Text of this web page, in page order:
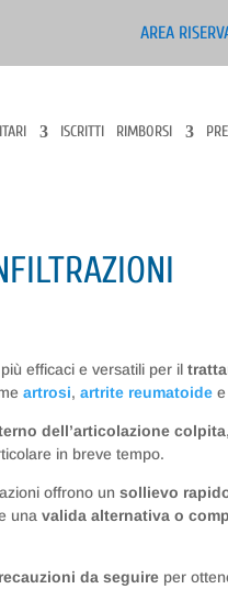
AREA
ISCRITTI RIMBORSI
efficaci e versatili per il
artrosi,artrite reumatoide
dell’articolazione colpita
in breve tempo.
offrono unsollievo
unavalida alternativa o
da seguire per